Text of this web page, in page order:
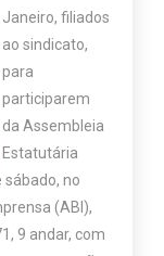
Janeiro, filiados
ao sindicato,
para
participarem
da Assembleia
Estatutária
no
(ABI),
9 andar, com